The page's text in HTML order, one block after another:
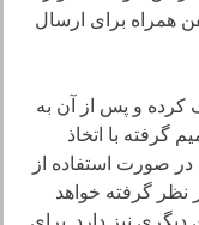
همراه برای ارسال
کرده و پس از آن به
گرفته با اتخاذ
در صورت استفاده از
راننده متخلف در نظر گرفته خواهد